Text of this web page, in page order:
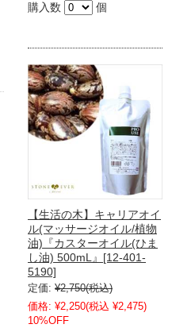
購入数 個
【生活の木】キャリアオイ
ル(マッサージオイル/植物
油)『カスターオイル(ひま
し油) 500mL』[12-401-
5190]
定価: ¥2,750(税込)
価格: ¥2,250(税込 ¥2,475)
10%OFF